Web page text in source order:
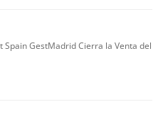
Spain GestMadrid Cierra la Venta del